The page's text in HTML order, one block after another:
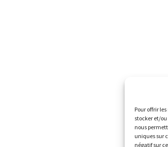
Pour offrir
stocker et/
nous
uniques sur
négatif sur